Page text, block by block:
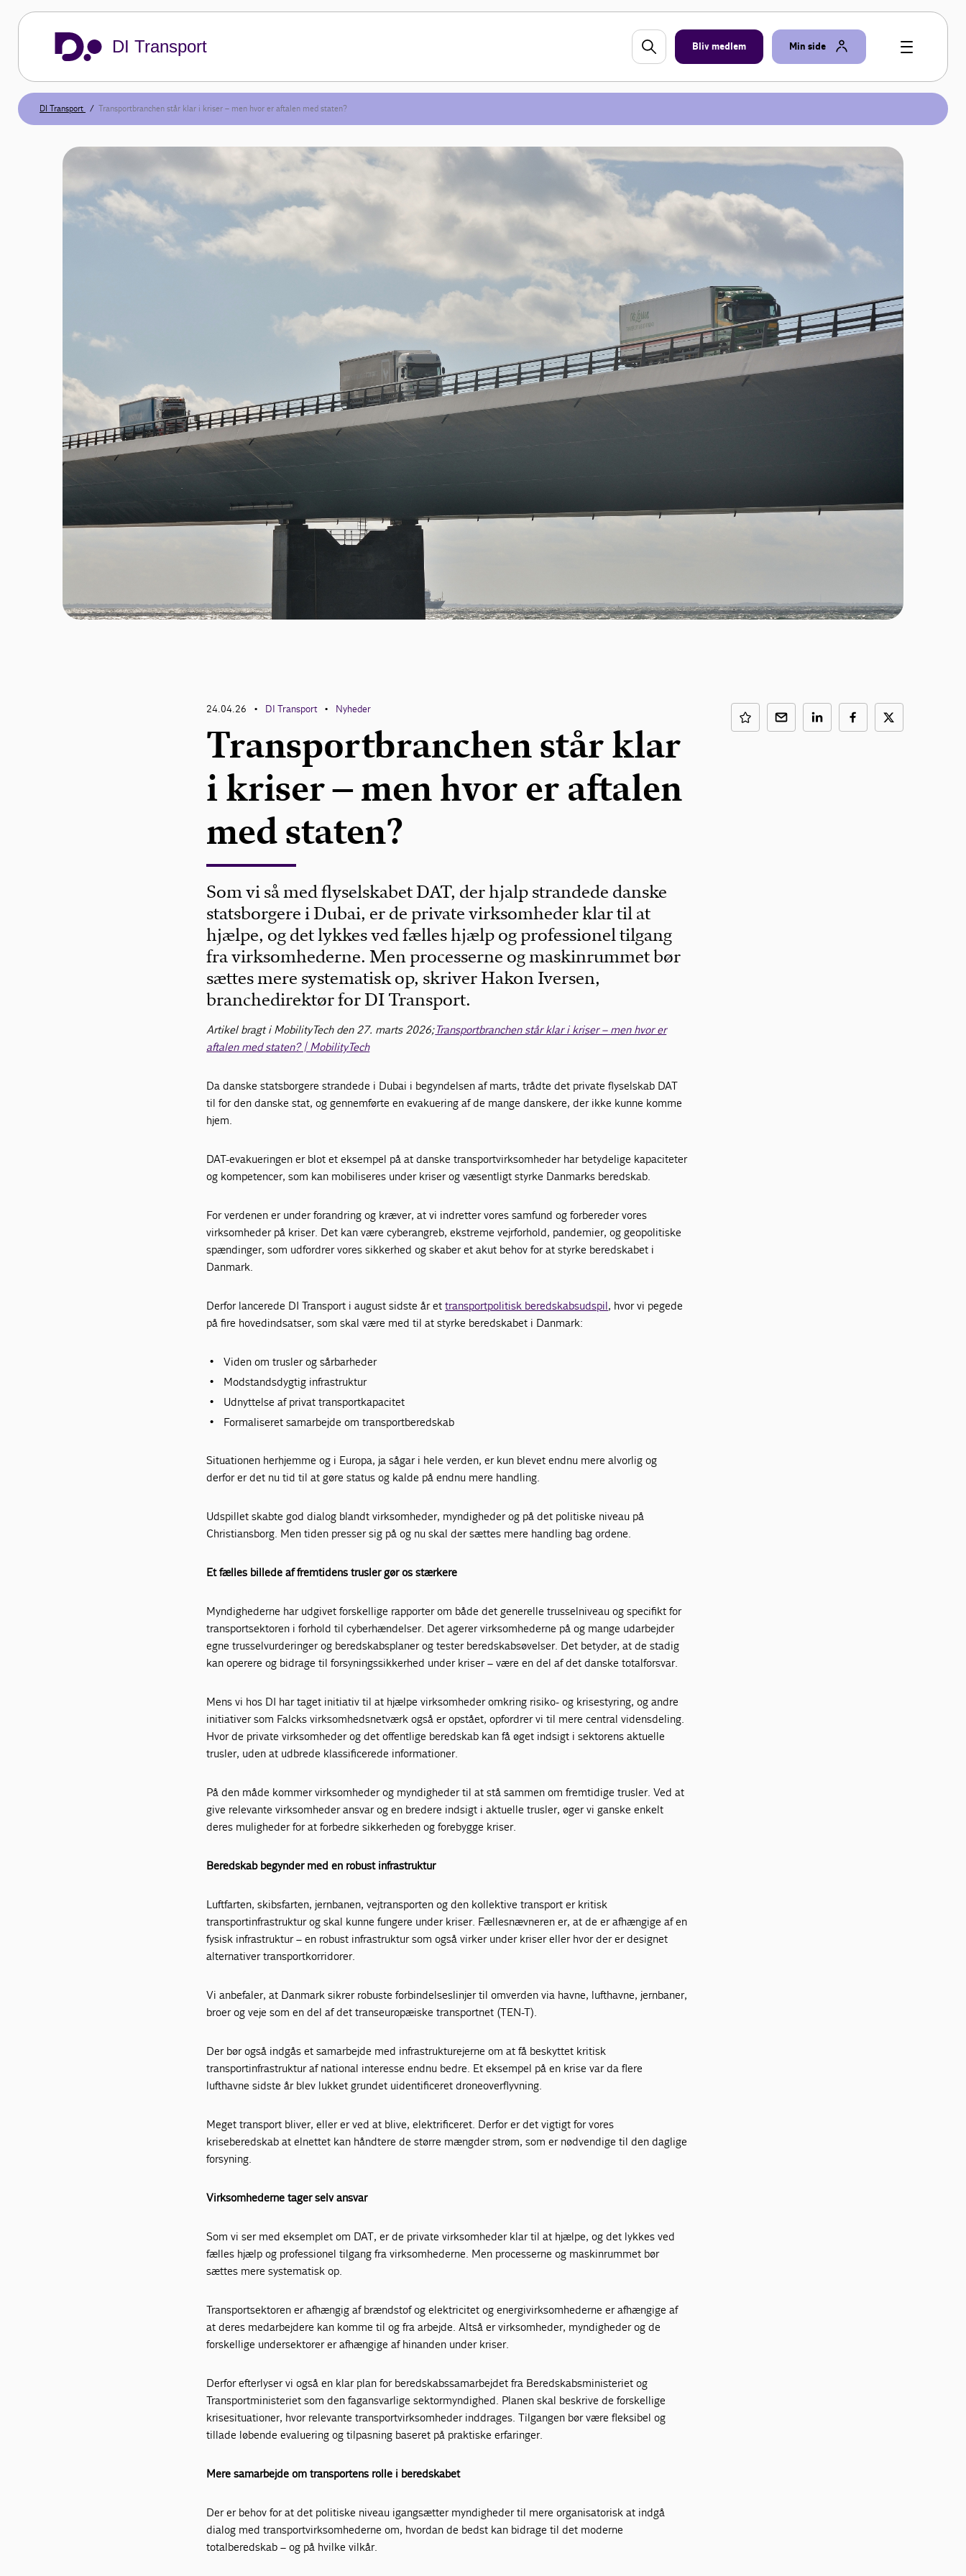
DI Transport Bliv medlem Min side
DI Transport Transportbranchen står klar i kriser – men hvor er aftalen med staten?
24.04.26 • DI Transport • Nyheder
Transportbranchen står klar
i kriser – men hvor er aftalen
med staten?
Som vi så med flyselskabet DAT, der hjalp strandede danske
statsborgere i Dubai, er de private virksomheder klar til at
hjælpe, og det lykkes ved fælles hjælp og professionel tilgang
fra virksomhederne. Men processerne og maskinrummet bør
sættes mere systematisk op, skriver Hakon Iversen,
branchedirektør for DI Transport.
Artikel bragt i MobilityTech den 27. marts 2026;Transportbranchen står klar i kriser – men hvor er
aftalen med staten? | MobilityTech
Da danske statsborgere strandede i Dubai i begyndelsen af marts, trådte det private flyselskab DAT
til for den danske stat, og gennemførte en evakuering af de mange danskere, der ikke kunne komme
hjem.
DAT-evakueringen er blot et eksempel på at danske transportvirksomheder har betydelige kapaciteter
og kompetencer, som kan mobiliseres under kriser og væsentligt styrke Danmarks beredskab.
For verdenen er under forandring og kræver, at vi indretter vores samfund og forbereder vores
virksomheder på kriser. Det kan være cyberangreb, ekstreme vejrforhold, pandemier, og geopolitiske
spændinger, som udfordrer vores sikkerhed og skaber et akut behov for at styrke beredskabet i
Danmark.
Derfor lancerede DI Transport i august sidste år ettransportpolitisk beredskabsudspil, hvor vi pegede
på fire hovedindsatser, som skal være med til at styrke beredskabet i Danmark:
Viden om trusler og sårbarheder
Modstandsdygtig infrastruktur
Udnyttelse af privat transportkapacitet
Formaliseret samarbejde om transportberedskab
Situationen herhjemme og i Europa, ja sågar i hele verden, er kun blevet endnu mere alvorlig og
derfor er det nu tid til at gøre status og kalde på endnu mere handling.
Udspillet skabte god dialog blandt virksomheder, myndigheder og på det politiske niveau på
Christiansborg. Men tiden presser sig på og nu skal der sættes mere handling bag ordene.
Et fælles billede af fremtidens trusler gør os stærkere
Myndighederne har udgivet forskellige rapporter om både det generelle trusselniveau og specifikt for
transportsektoren i forhold til cyberhændelser. Det agerer virksomhederne på og mange udarbejder
egne trusselvurderinger og beredskabsplaner og tester beredskabsøvelser. Det betyder, at de stadig
kan operere og bidrage til forsyningssikkerhed under kriser – være en del af det danske totalforsvar.
Mens vi hos DI har taget initiativ til at hjælpe virksomheder omkring risiko- og krisestyring, og andre
initiativer som Falcks virksomhedsnetværk også er opstået, opfordrer vi til mere central vidensdeling.
Hvor de private virksomheder og det offentlige beredskab kan få øget indsigt i sektorens aktuelle
trusler, uden at udbrede klassificerede informationer.
På den måde kommer virksomheder og myndigheder til at stå sammen om fremtidige trusler. Ved at
give relevante virksomheder ansvar og en bredere indsigt i aktuelle trusler, øger vi ganske enkelt
deres muligheder for at forbedre sikkerheden og forebygge kriser.
Beredskab begynder med en robust infrastruktur
Luftfarten, skibsfarten, jernbanen, vejtransporten og den kollektive transport er kritisk
transportinfrastruktur og skal kunne fungere under kriser. Fællesnævneren er, at de er afhængige af en
fysisk infrastruktur – en robust infrastruktur som også virker under kriser eller hvor der er designet
alternativer transportkorridorer.
Vi anbefaler, at Danmark sikrer robuste forbindelseslinjer til omverden via havne, lufthavne, jernbaner,
broer og veje som en del af det transeuropæiske transportnet (TEN-T).
Der bør også indgås et samarbejde med infrastrukturejerne om at få beskyttet kritisk
transportinfrastruktur af national interesse endnu bedre. Et eksempel på en krise var da flere
lufthavne sidste år blev lukket grundet uidentificeret droneoverflyvning.
Meget transport bliver, eller er ved at blive, elektrificeret. Derfor er det vigtigt for vores
kriseberedskab at elnettet kan håndtere de større mængder strøm, som er nødvendige til den daglige
forsyning.
Virksomhederne tager selv ansvar
Som vi ser med eksemplet om DAT, er de private virksomheder klar til at hjælpe, og det lykkes ved
fælles hjælp og professionel tilgang fra virksomhederne. Men processerne og maskinrummet bør
sættes mere systematisk op.
Transportsektoren er afhængig af brændstof og elektricitet og energivirksomhederne er afhængige af
at deres medarbejdere kan komme til og fra arbejde. Altså er virksomheder, myndigheder og de
forskellige undersektorer er afhængige af hinanden under kriser.
Derfor efterlyser vi også en klar plan for beredskabssamarbejdet fra Beredskabsministeriet og
Transportministeriet som den fagansvarlige sektormyndighed. Planen skal beskrive de forskellige
krisesituationer, hvor relevante transportvirksomheder inddrages. Tilgangen bør være fleksibel og
tillade løbende evaluering og tilpasning baseret på praktiske erfaringer.
Mere samarbejde om transportens rolle i beredskabet
Der er behov for at det politiske niveau igangsætter myndigheder til mere organisatorisk at indgå
dialog med transportvirksomhederne om, hvordan de bedst kan bidrage til det moderne
totalberedskab – og på hvilke vilkår.